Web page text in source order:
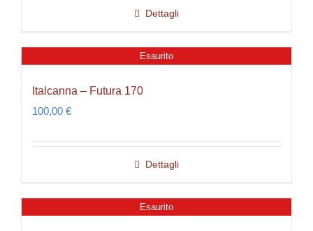
Dettagli
Esaurito
Italcanna – Futura 170
100,00 €
Dettagli
Esaurito